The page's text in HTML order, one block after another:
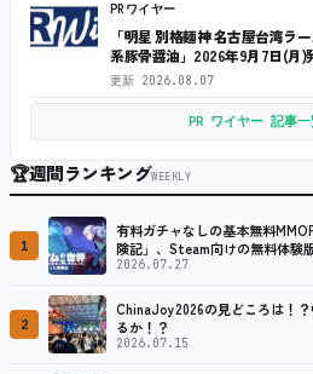
PRワイヤー
「明星 別格麺神 名古屋台湾ラ
系豚骨醤油」2026年9月7日(月)
更新 2026.08.07
PR ワイヤー 記事
🏆週間ランキングWEEKLY
1
有料ガチャなしの基本無料
険記」、Steam向けの無料体験
2026.07.27
2
ChinaJoy2026の見どころは！
るか！？
2026.07.15